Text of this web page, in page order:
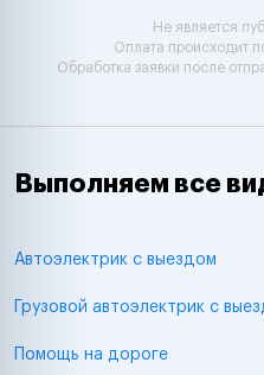
Не является
Оплата происходит
Обработка заявки после
Выполняем все
Автоэлектрик с выездом
Грузовой автоэлектрик с
Помощь на дороге